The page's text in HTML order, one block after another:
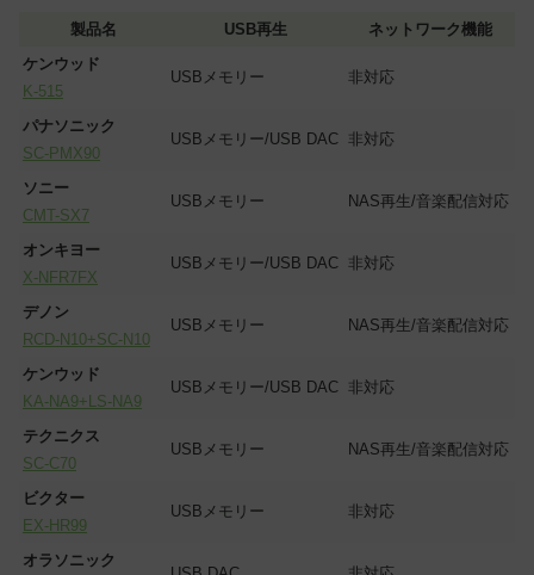
製品名 USB再生
ネットワーク機能
ケンウッド
K-515
USBメモリー 非対応
パナソニック
SC-PMX90
USBメモリー/USB DAC 非対応
ソニー
CMT-SX7
USBメモリー NAS再生/音楽配信対応
オンキヨー
X-NFR7FX
USBメモリー/USB DAC 非対応
デノン
RCD-N10+SC-N10
USBメモリー NAS再生/音楽配信対応
ケンウッド
KA-NA9+LS-NA9
USBメモリー/USB DAC 非対応
テクニクス
SC-C70
USBメモリー NAS再生/音楽配信対応
ビクター
EX-HR99
USBメモリー 非対応
オラソニック